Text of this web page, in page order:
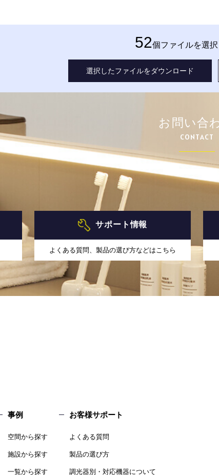
52個ファイルを選
選択したファイルをダウンロード
お問い合
CONTACT
サポート情報
よくある質問、製品の選び方などはこちら
事例
空間から探す
施設から探す
一覧から探す
お客様サポート
よくある質問
製品の選び方
調光器別・対応機器について